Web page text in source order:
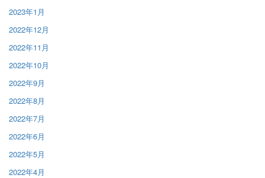
2023年1月
2022年12月
2022年11月
2022年10月
2022年9月
2022年8月
2022年7月
2022年6月
2022年5月
2022年4月